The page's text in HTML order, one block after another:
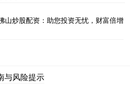
山炒股配资：助您投资无忧，财富倍增
与风险提示